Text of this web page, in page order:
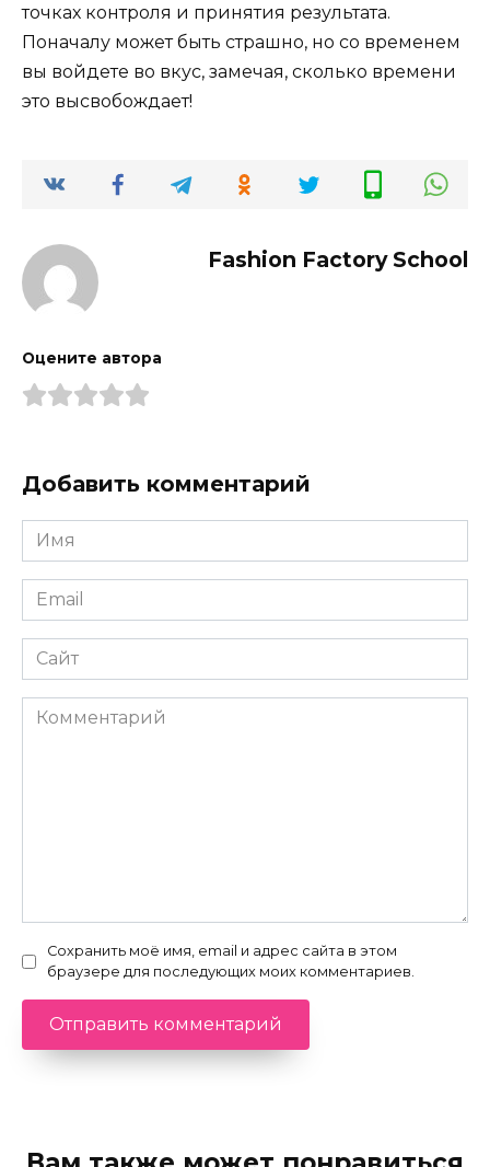
точках контроля и принятия результата.
Поначалу может быть страшно, но со временем
вы войдете во вкус, замечая, сколько времени
это высвобождает!
Fashion Factory School
Оцените автора
Добавить комментарий
Имя
*
Email
*
Сайт
Комментарий
Сохранить моё имя, email и адрес сайта в этом
браузере для последующих моих комментариев.